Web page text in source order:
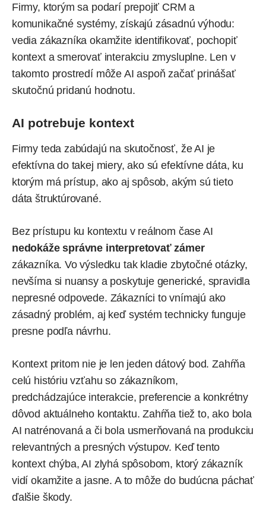
Firmy, ktorým sa podarí prepojiť CRM a
komunikačné systémy, získajú zásadnú výhodu:
vedia zákazníka okamžite identifikovať, pochopiť
kontext a smerovať interakciu zmysluplne. Len v
takomto prostredí môže AI aspoň začať prinášať
skutočnú pridanú hodnotu.
AI potrebuje kontext
Firmy teda zabúdajú na skutočnosť, že AI je
efektívna do takej miery, ako sú efektívne dáta, ku
ktorým má prístup, ako aj spôsob, akým sú tieto
dáta štruktúrované.
Bez prístupu ku kontextu v reálnom čase AI
nedokáže správne interpretovať zámer
zákazníka. Vo výsledku tak kladie zbytočné otázky,
nevšíma si nuansy a poskytuje generické, spravidla
nepresné odpovede. Zákazníci to vnímajú ako
zásadný problém, aj keď systém technicky funguje
presne podľa návrhu.
Kontext pritom nie je len jeden dátový bod. Zahŕňa
celú históriu vzťahu so zákazníkom,
predchádzajúce interakcie, preferencie a konkrétny
dôvod aktuálneho kontaktu. Zahŕňa tiež to, ako bola
AI natrénovaná a či bola usmerňovaná na produkciu
relevantných a presných výstupov. Keď tento
kontext chýba, AI zlyhá spôsobom, ktorý zákazník
vidí okamžite a jasne. A to môže do budúcna páchať
ďalšie škody.